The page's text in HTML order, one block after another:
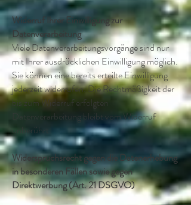
Widerruf Ihrer Einwilligung zur
Datenverarbeitung
Viele Datenverarbeitungsvorgänge sind nur
mit Ihrer ausdrücklichen Einwilligung möglich.
Sie können eine bereits erteilte Einwilligung
jederzeit widerrufen. Die Rechtmäßigkeit der
bis zum Widerruf erfolgten
Datenverarbeitung bleibt vom Widerruf
unberührt.
Widerspruchsrecht gegen die Datenerhebung
in besonderen Fällen sowie gegen
Direktwerbung (Art. 21 DSGVO)